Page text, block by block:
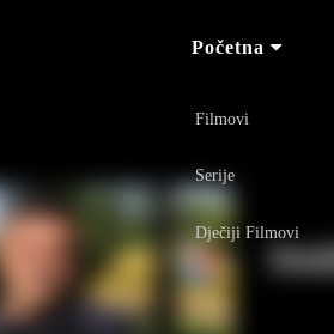
Početna
Filmovi
Serije
Dječiji Filmovi